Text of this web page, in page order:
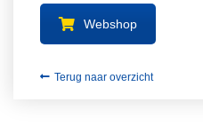
Webshop
Terug naar overzicht